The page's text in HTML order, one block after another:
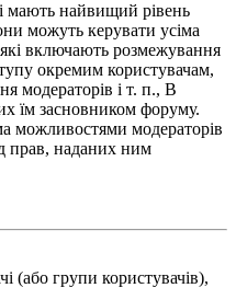
мають найвищий рівень
можуть керувати усіма
включають розмежування
окремим користувачам,
модераторів і т. п., В
їм засновником форуму.
можливостями модераторів
прав, наданих ним
(або групи користувачів),